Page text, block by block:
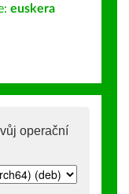
euskera
operační